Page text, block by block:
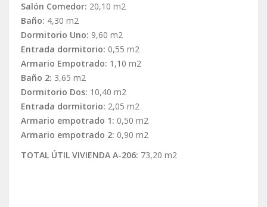
Salón Comedor: 20,10 m2
Baño: 4,30 m2
Dormitorio Uno: 9,60 m2
Entrada dormitorio: 0,55 m2
Armario Empotrado: 1,10 m2
Baño 2: 3,65 m2
Dormitorio Dos: 10,40 m2
Entrada dormitorio: 2,05 m2
Armario empotrado 1: 0,50 m2
Armario empotrado 2: 0,90 m2
TOTAL ÚTIL VIVIENDA A-206: 73,20 m2